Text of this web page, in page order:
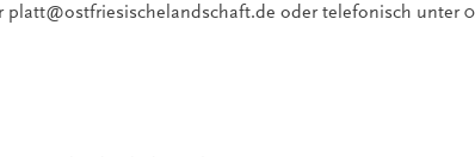
oder telefonisch unter